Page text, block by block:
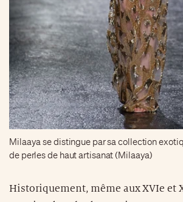
Milaaya se distingue par sa collection
de perles de haut artisanat (Milaaya)
Historiquement, même aux XVIe et